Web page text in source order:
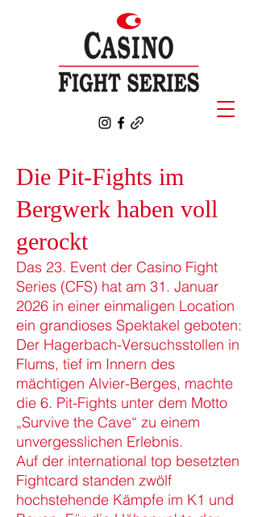
Die Pit-Fights im
Bergwerk haben voll
gerockt
Das 23. Event der Casino Fight
Series (CFS) hat am 31. Januar
2026 in einer einmaligen Location
ein grandioses Spektakel geboten:
Der Hagerbach-Versuchsstollen in
Flums, tief im Innern des
mächtigen Alvier-Berges, machte
die 6. Pit-Fights unter dem Motto
„Survive the Cave“ zu einem
unvergesslichen Erlebnis.
Auf der international top besetzten
Fightcard standen zwölf
hochstehende Kämpfe im K1 und